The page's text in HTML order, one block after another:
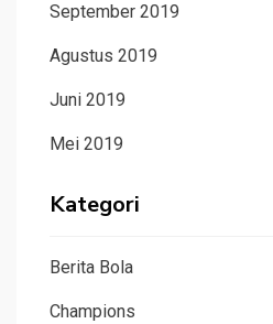
September 2019
Agustus 2019
Juni 2019
Mei 2019
Kategori
Berita Bola
Champions